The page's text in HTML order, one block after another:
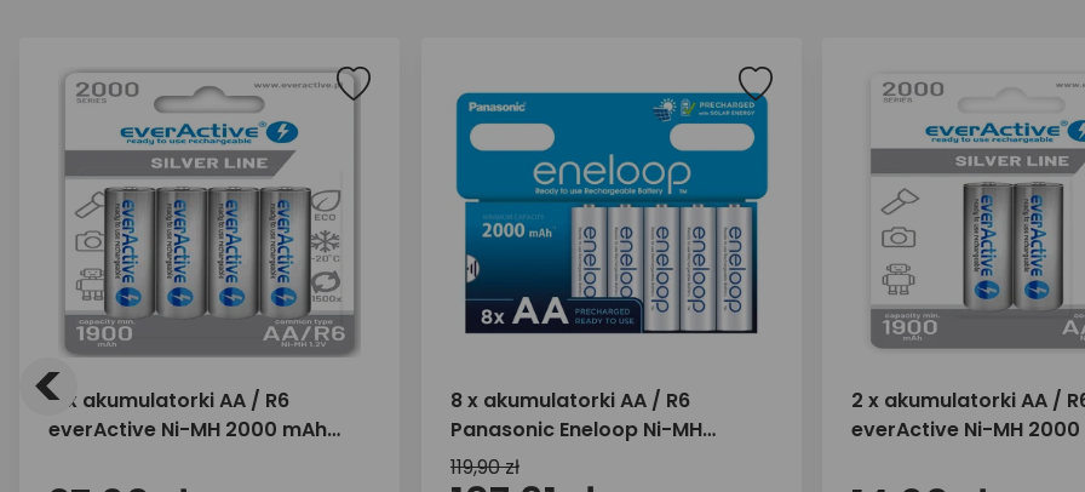
4 x akumulatorki AA / R6
everActive Ni-MH 2000 mAh
8 x akumulatorki AA / R6
Panasonic Eneloop Ni-MH
2000mAh BK-3MCDE/8BE
119,90 zł
2 x akumulatorki AA /
everActive Ni-MH 2000
<